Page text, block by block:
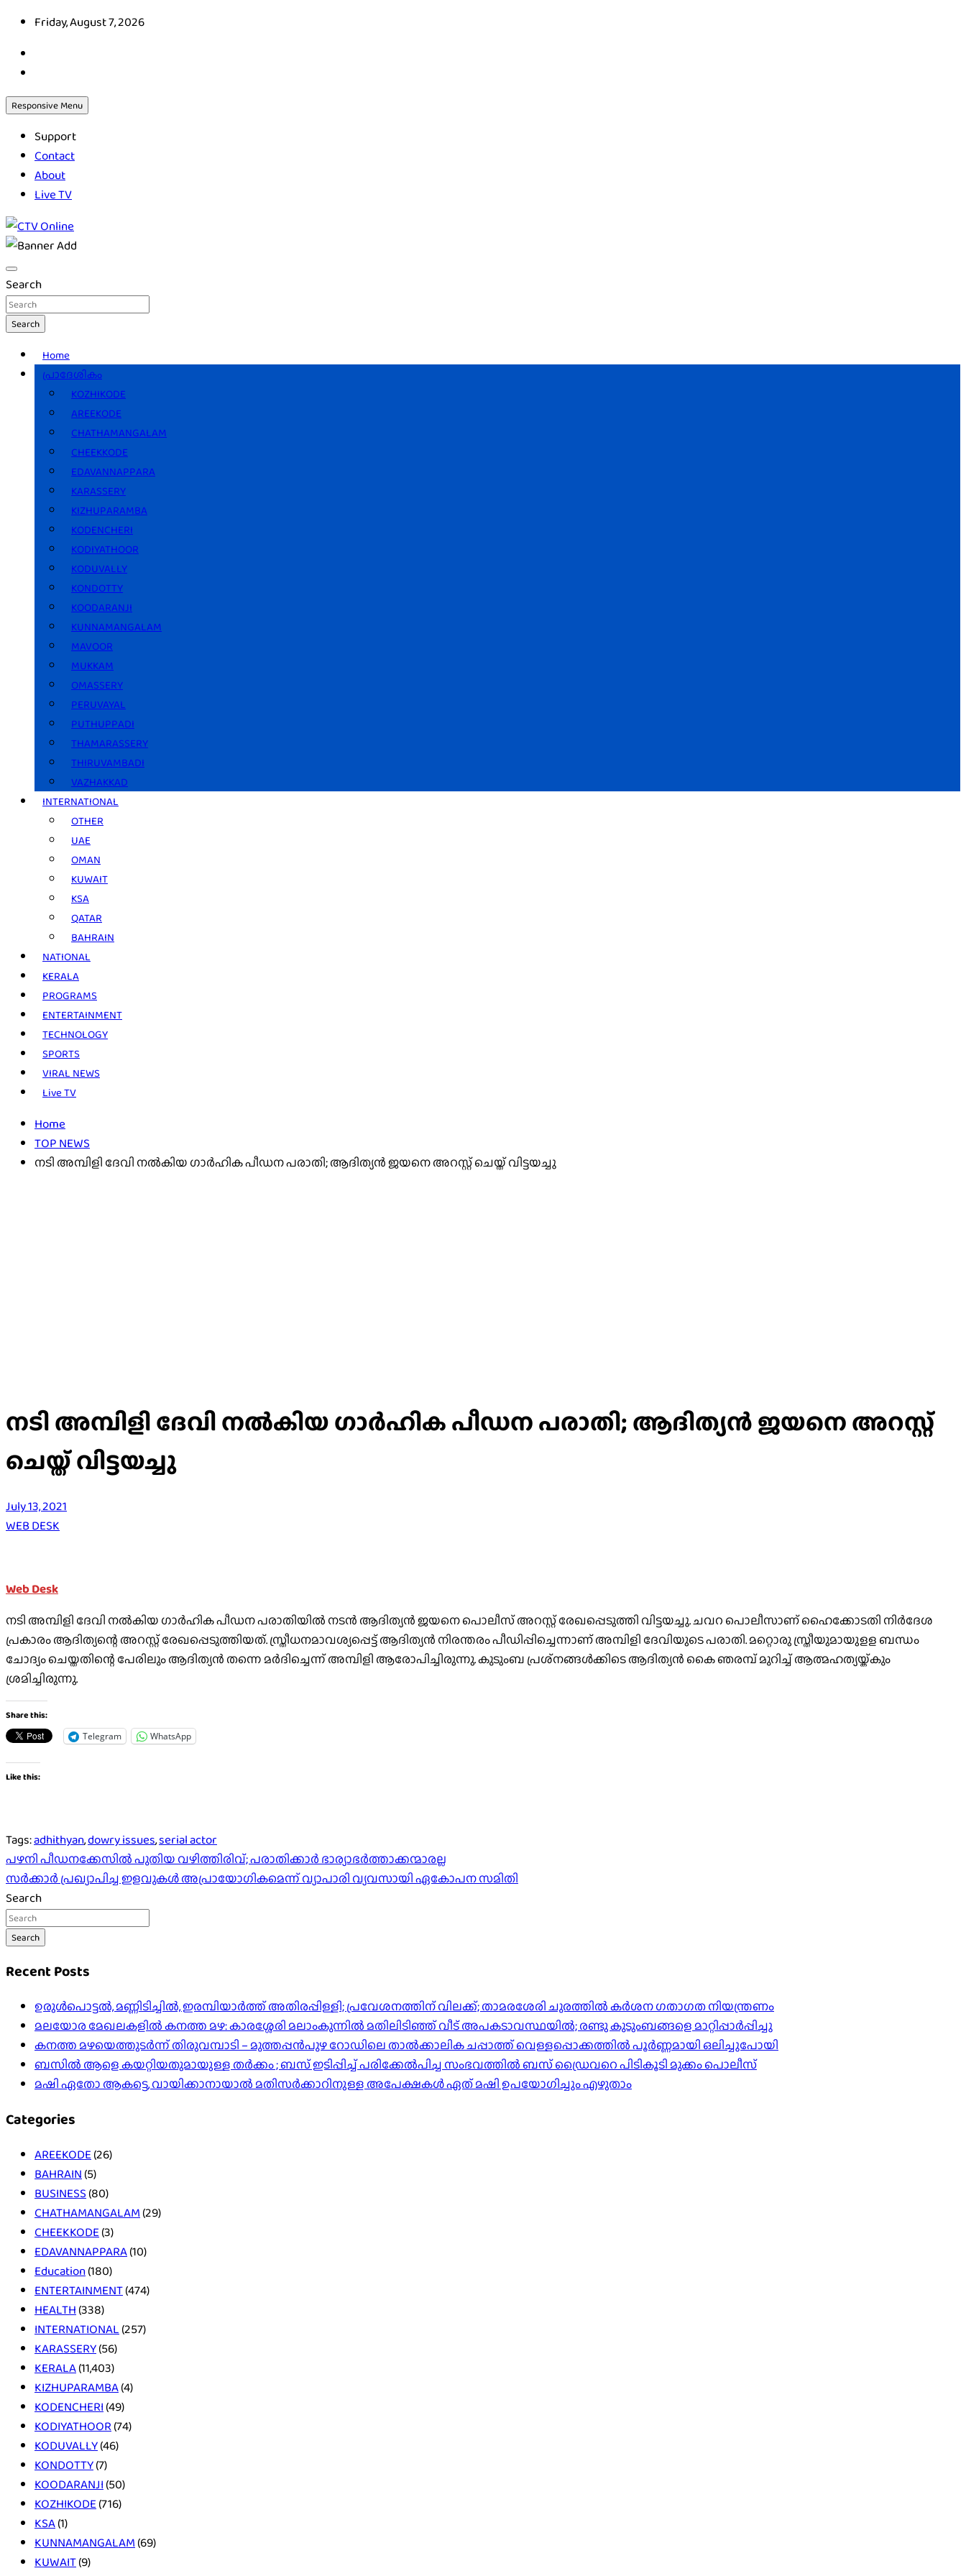
Skip
content
Friday, August 7, 2026
Responsive Menu
Support
Contact
About
Live TV
CTV Online
Search
Search
Home
പ്രാദേശികം
KOZHIKODE
AREEKODE
CHATHAMANGALAM
CHEEKKODE
EDAVANNAPPARA
KARASSERY
KIZHUPARAMBA
KODENCHERI
KODIYATHOOR
KODUVALLY
KONDOTTY
KOODARANJI
KUNNAMANGALAM
MAVOOR
MUKKAM
OMASSERY
PERUVAYAL
PUTHUPPADI
THAMARASSERY
THIRUVAMBADI
VAZHAKKAD
INTERNATIONAL
OTHER
UAE
OMAN
KUWAIT
KSA
QATAR
BAHRAIN
NATIONAL
KERALA
PROGRAMS
ENTERTAINMENT
TECHNOLOGY
SPORTS
VIRAL NEWS
Live TV
Home
TOP NEWS
നടി അമ്പിളി ദേവി നൽകിയ ഗാർഹിക പീഡന പരാതി; ആദിത്യൻ ജയനെ അറസ്റ്റ് ചെയ്ത് വിട്ടയച്ചു
നടി അമ്പിളി ദേവി നൽകിയ ഗാർഹിക പീഡന പരാതി; ആദിത്യൻ ജയനെ അറസ്റ്റ്
ചെയ്ത് വിട്ടയച്ചു
July 13, 2021
WEB DESK
Web Desk
നടി അമ്പിളി ദേവി നൽകിയ ഗാർഹിക പീഡന പരാതിയിൽ നടൻ ആദിത്യൻ ജയനെ പൊലീസ് അറസ്റ്റ് രേഖപ്പെടുത്തി വിട്ടയച്ചു. ചവറ പൊലീസാണ് ഹൈക്കോടതി നിർദേശ
പ്രകാരം ആദിത്യന്റെ അറസ്റ്റ് രേഖപ്പെടുത്തിയത്. സ്ത്രീധനമാവശ്യപ്പെട്ട് ആദിത്യൻ നിരന്തരം പീഡിപ്പിച്ചെന്നാണ് അമ്പിളി ദേവിയുടെ പരാതി. മറ്റൊരു സ്ത്രീയുമായുളള ബന്ധം
ചോദ്യം ചെയ്തതിന്റെ പേരിലും ആദിത്യൻ തന്നെ മർദിച്ചെന്ന് അമ്പിളി ആരോപിച്ചിരുന്നു. കുടുംബ പ്രശ്‌നങ്ങൾക്കിടെ ആദിത്യൻ കൈ ഞരമ്പ് മുറിച്ച് ആത്മഹത്യയ്ക്കും
ശ്രമിച്ചിരുന്നു.
Share this:
Telegram WhatsApp
Like this:
Tags:adhithyan,dowry issues,serial actor
Post
navigation
പഴനി പീഡനക്കേസിൽ പുതിയ വഴിത്തിരിവ്; പരാതിക്കാർ ഭാര്യാഭർത്താക്കന്മാരല്ല
സർക്കാർ പ്രഖ്യാപിച്ച ഇളവുകൾ അപ്രായോഗികമെന്ന് വ്യാപാരി വ്യവസായി ഏകോപന സമിതി
Search
Search
Recent Posts
ഉരുൾപൊട്ടൽ, മണ്ണിടിച്ചിൽ, ഇരമ്പിയാര്‍ത്ത് അതിരപ്പിള്ളി; പ്രവേശനത്തിന് വിലക്ക്; താമരശേരി ചുരത്തില്‍ കര്‍ശന ഗതാഗത നിയന്ത്രണം
മലയോര മേഖലകളിൽ കനത്ത മഴ: കാരശ്ശേരി മലാംകുന്നിൽ മതിലിടിഞ്ഞ് വീട് അപകടാവസ്ഥയിൽ; രണ്ടു കുടുംബങ്ങളെ മാറ്റിപ്പാർപ്പിച്ചു
കനത്ത മഴയെത്തുടർന്ന് തിരുവമ്പാടി – മുത്തപ്പൻപുഴ റോഡിലെ താൽക്കാലിക ചപ്പാത്ത് വെള്ളപ്പൊക്കത്തിൽ പൂർണ്ണമായി ഒലിച്ചുപോയി
ബസിൽ ആളെ കയറ്റിയതുമായുള്ള തർക്കം ; ബസ് ഇടിപ്പിച്ച് പരിക്കേൽപിച്ച സംഭവത്തിൽ ബസ് ഡ്രൈവറെ പിടികൂടി മുക്കം പൊലീസ്
മഷി ഏതോ ആകട്ടെ, വായിക്കാനായാൽ മതി​സർക്കാറിനുള്ള അപേക്ഷകൾ ഏത് മഷി ഉപയോഗിച്ചും എഴുതാം
Categories
AREEKODE(26)
BAHRAIN(5)
BUSINESS(80)
CHATHAMANGALAM(29)
CHEEKKODE(3)
EDAVANNAPPARA(10)
Education(180)
ENTERTAINMENT(474)
HEALTH(338)
INTERNATIONAL(257)
KARASSERY(56)
KERALA(11,403)
KIZHUPARAMBA(4)
KODENCHERI(49)
KODIYATHOOR(74)
KODUVALLY(46)
KONDOTTY(7)
KOODARANJI(50)
KOZHIKODE(716)
KSA(1)
KUNNAMANGALAM(69)
KUWAIT(9)